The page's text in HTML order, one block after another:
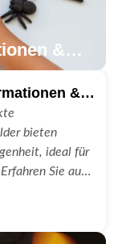
&
&
bieten
ideal für
Sie auf
sie es selber